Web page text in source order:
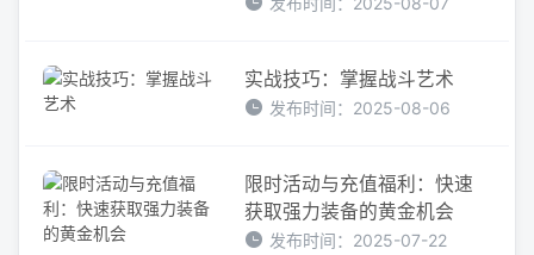
实战技巧：掌握战斗艺术
发布时间：2025-08-06
限时活动与充值福利：快速
获取强力装备的黄金机会
发布时间：2025-07-22